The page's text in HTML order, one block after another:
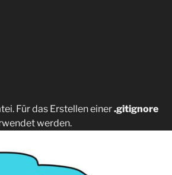
Für das Erstellen einer.gitignore
werden.